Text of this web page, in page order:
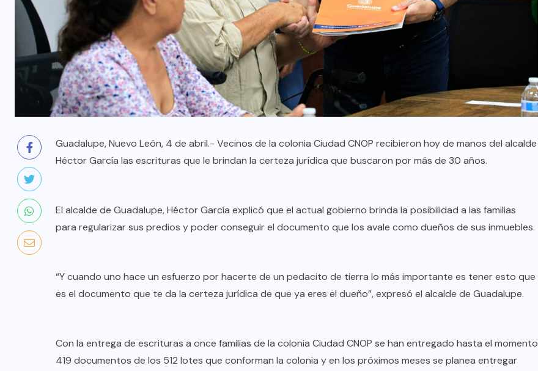
Guadalupe, Nuevo León, 4 de abril.- Vecinos de la colonia Ciudad CNOP recibieron hoy de manos del alcalde
Héctor García las escrituras que le brindan la certeza jurídica que buscaron por más de 30 años.
El alcalde de Guadalupe, Héctor García explicó que el actual gobierno brinda la posibilidad a las familias
para regularizar sus predios y poder conseguir el documento que los avale como dueños de sus inmuebles.
“Y cuando uno hace un esfuerzo por hacerte de un pedacito de tierra lo más importante es tener esto que
es el documento que te da la certeza jurídica de que ya eres el dueño”, expresó el alcalde de Guadalupe.
Con la entrega de escrituras a once familias de la colonia Ciudad CNOP se han entregado hasta el momento
419 documentos de los 512 lotes que conforman la colonia y en los próximos meses se planea entregar
PLUMAS CON FUENTE
gobernador a diputados: “ya les
gané…”
Transforma vidas 4T al sur de
Nuevo León: Waldo